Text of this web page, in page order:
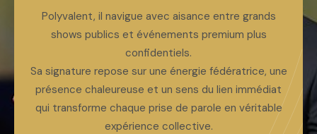
Polyvalent, il navigue avec aisance entre grands
shows publics et événements premium plus
confidentiels.
Sa signature repose sur une énergie fédératrice, une
présence chaleureuse et un sens du lien immédiat
qui transforme chaque prise de parole en véritable
expérience collective.